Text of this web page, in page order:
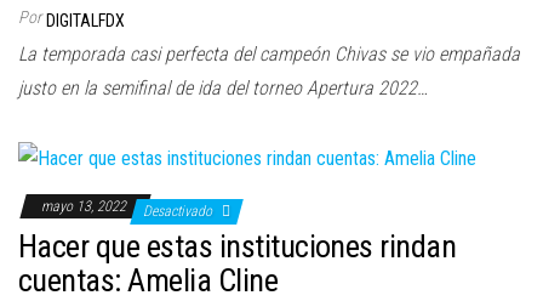
Por DIGITALFDX
La temporada casi perfecta del campeón Chivas se vio empañada
justo en la semifinal de ida del torneo Apertura 2022…
mayo 13, 2022 Desactivado
Hacer que estas instituciones rindan
cuentas: Amelia Cline